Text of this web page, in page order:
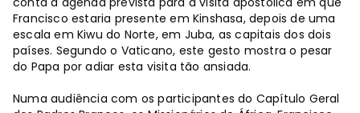
Francisco estaria presente em Kinshasa, depois de uma
escala em Kiwu do Norte, em Juba, as capitais dos dois
países. Segundo o Vaticano, este gesto mostra o pesar
do Papa por adiar esta visita tão ansiada.
Numa audiência com os participantes do Capítulo Geral